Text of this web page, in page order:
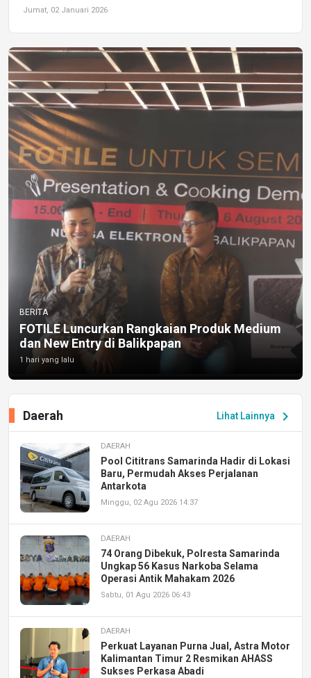
Jumat, 02 Januari 2026
BERITA
FOTILE Luncurkan Rangkaian Produk Medium
dan New Entry di Balikpapan
1 hari yang lalu
Lihat Lainnya chevron_right
Daerah
DAERAH
Pool Cititrans Samarinda Hadir di Lokasi
Baru, Permudah Akses Perjalanan
Antarkota
Minggu, 02 Agu 2026 14:37
DAERAH
74 Orang Dibekuk, Polresta Samarinda
Ungkap 56 Kasus Narkoba Selama
Operasi Antik Mahakam 2026
Sabtu, 01 Agu 2026 06:43
DAERAH
Perkuat Layanan Purna Jual, Astra Motor
Kalimantan Timur 2 Resmikan AHASS
Sukses Perkasa Abadi